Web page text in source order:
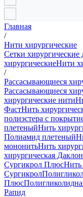
Главная
/
Нити хирургические
Сетки хирургические
хирургическиеНити
/
Рассасывающиеся
Рассасывающиеся
хирургические нити
ФастНить
полиэстера с
плетеныйНить
Полиамид плетеный
мононитьНить
хирургическая
Сургикрол ПлюсНить
Сургикрол
Плюс
Рапид